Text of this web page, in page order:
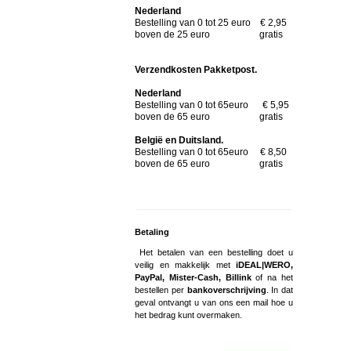
Nederland
Bestelling van 0 tot 25 euro € 2,95
boven de 25 euro gratis
Verzendkosten Pakketpost.
Nederland
Bestelling van 0 tot 65euro € 5,95
boven de 65 euro gratis
België en Duitsland.
Bestelling van 0 tot 65euro € 8,50
boven de 65 euro gratis
Betaling
Het betalen van een bestelling doet u
veilig en makkelijk met iDEAL|WERO,
PayPal, Mister-Cash, Billinkof na het
bestellen per bankoverschrijving . In dat
geval ontvangt u van ons een mail hoe u
het bedrag kunt overmaken.